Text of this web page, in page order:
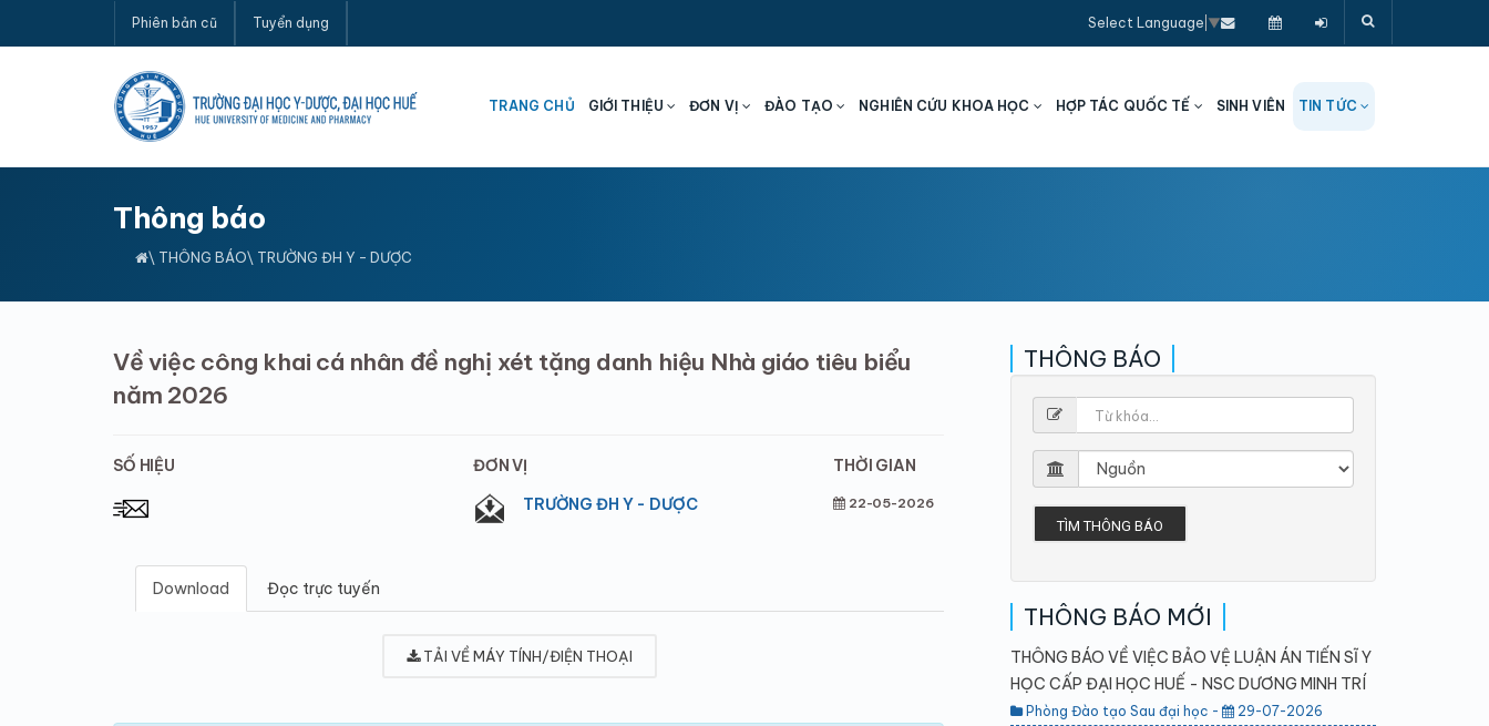
Phiên bản cũ Tuyển dụng Select Language ▼
TRANG CHỦ GIỚI THIỆU ĐƠN VỊ ĐÀO TẠO NGHIÊN CỨU KHOA HỌC HỢP TÁC QUỐC TẾ SINH VIÊN TIN TỨC
Thông báo
\ THÔNG BÁO\ TRƯỜNG ĐH Y - DƯỢC
Về việc công khai cá nhân đề nghị xét tặng danh hiệu Nhà giáo tiêu biểu
năm 2026
SỐ HIỆU
ĐƠN VỊ
TRƯỜNG ĐH Y - DƯỢC
THỜI GIAN
22-05-2026
Download Đọc trực tuyến
TẢI VỀ MÁY TÍNH/ĐIỆN THOẠI
THÔNG BÁO
TÌM THÔNG BÁO
THÔNG BÁO MỚI
THÔNG BÁO VỀ VIỆC BẢO VỆ LUẬN ÁN TIẾN SĨ Y
HỌC CẤP ĐẠI HỌC HUẾ - NSC DƯƠNG MINH TRÍ
Phòng Đào tạo Sau đại học - 29-07-2026